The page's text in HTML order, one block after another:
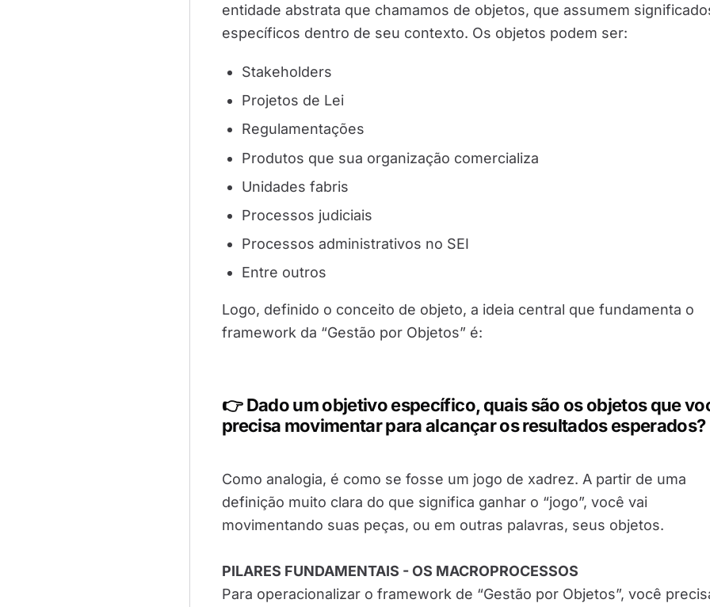
entidade abstrata que chamamos de objetos, que assumem
específicos dentro de seu contexto. Os objetos podem ser:
Stakeholders
Projetos de Lei
Regulamentações
Produtos que sua organização comercializa
Unidades fabris
Processos judiciais
Processos administrativos no SEI
Entre outros
Logo, definido o conceito de objeto, a ideia central que fundamenta o
framework da “Gestão por Objetos” é:
👉 Dado um objetivo específico, quais são os objetos que
precisa movimentar para alcançar os resultados esperados?
Como analogia, é como se fosse um jogo de xadrez. A partir de uma
definição muito clara do que significa ganhar o “jogo”, você vai
movimentando suas peças, ou em outras palavras, seus objetos.
PILARES FUNDAMENTAIS - OS MACROPROCESSOS
Para operacionalizar o framework de “Gestão por Objetos”, você